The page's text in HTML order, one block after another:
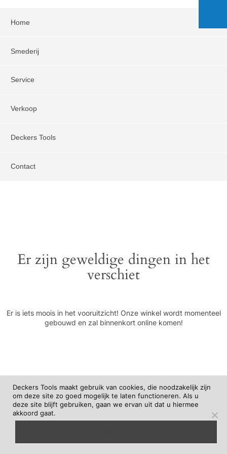
Home
Smederij
Service
Verkoop
Deckers Tools
Contact
Er zijn geweldige dingen in het
verschiet
Er is iets moois in het vooruitzicht! Onze winkel wordt momenteel
gebouwd en zal binnenkort online komen!
Deckers Tools maakt gebruik van cookies, die noodzakelijk zijn
om deze site zo goed mogelijk te laten functioneren. Als u
deze site blijft gebruiken, gaan we ervan uit dat u hiermee
akkoord gaat.